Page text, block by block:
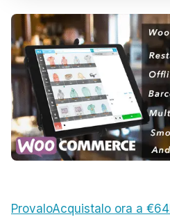
ProvaloAcquistalo ora a €64